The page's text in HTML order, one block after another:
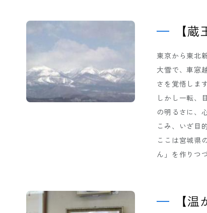
【
東京から東北
大雪で、車窓
さを覚悟します
しかし一転、
の明るさに、
こみ、いざ目
ここは宮城県
ん」を作りつ
【